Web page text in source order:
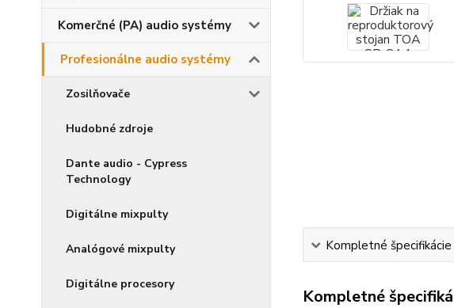
Komerčné (PA) audio systémy
Profesionálne audio systémy
Zosilňovače
Hudobné zdroje
Dante audio - Cypress
Technology
Digitálne mixpulty
Analógové mixpulty
Digitálne procesory
Kompletné špecifikácie
Kompletné